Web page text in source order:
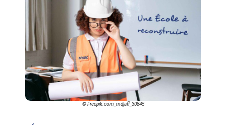
© Freepik.com_mdjaff_30845